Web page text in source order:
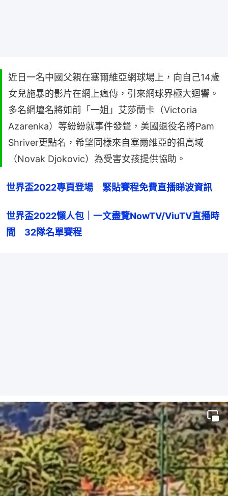
近日一名中國父親在塞爾維亞網球場上，向自己14歲
女兒施暴的影片在網上瘋傳，引來網球界極大迴響。
多名網壇名將如前「一姐」艾莎蘭卡（Victoria
Azarenka）等紛紛就事件發聲，美國退役名將Pam
Shriver更點名，希望同樣來自塞爾維亞的祖高域
（Novak Djokovic）為受害女孩提供協助。
世界盃2022專頁登場　緊貼賽程免費直播睇波資訊
世界盃2022懶人包｜一文盡覽NowTV/ViuTV直播時
間　32隊名單賽程